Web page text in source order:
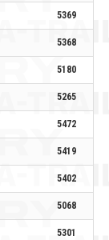
5369
5368
5180
5265
5472
5419
5402
5068
5301